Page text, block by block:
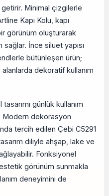
Minimal çizgilerle
Kapı Kolu, kapı
görünüm oluşturarak
İnce siluet yapısı
bütünleşen ürün;
dekoratif kullanım
günlük kullanım
Modern dekorasyon
tercih edilen Çebi C5291
diliyle ahşap, lake ve
Fonksiyonel
görünüm sunmakla
deneyimini de